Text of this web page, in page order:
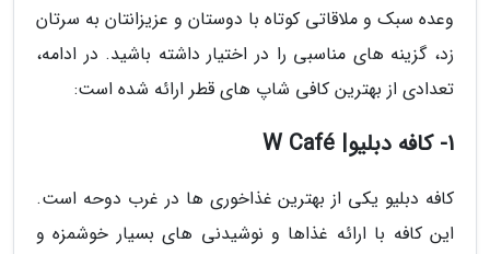
وعده سبک و ملاقاتی کوتاه با دوستان و عزیزانتان به سرتان
زد، گزینه های مناسبی را در اختیار داشته باشید. در ادامه،
تعدادی از بهترین کافی شاپ های قطر ارائه شده است:
1- کافه دبلیو| W Café
کافه دبلیو یکی از بهترین غذاخوری ها در غرب دوحه است.
این کافه با ارائه غذاها و نوشیدنی های بسیار خوشمزه و